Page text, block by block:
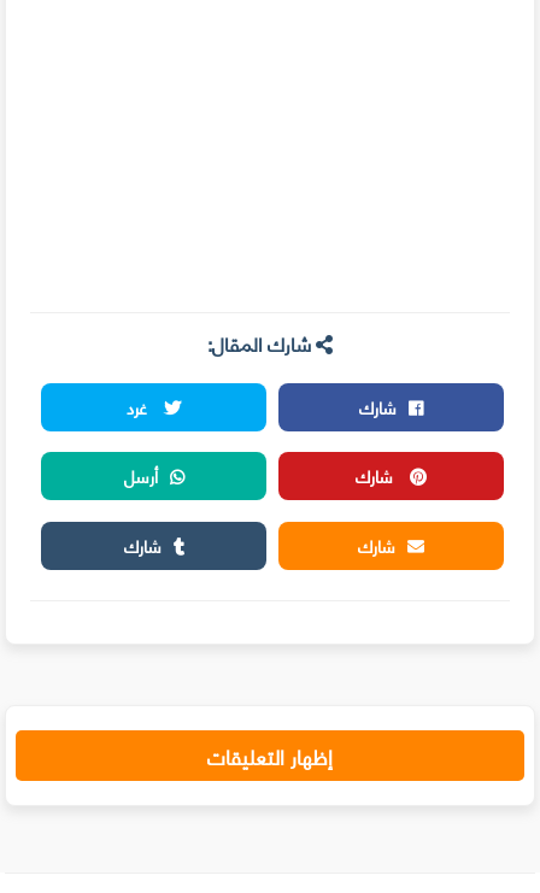
شارك المقال:
شارك
غرد
شارك
أرسل
شارك
شارك
إظهار التعليقات